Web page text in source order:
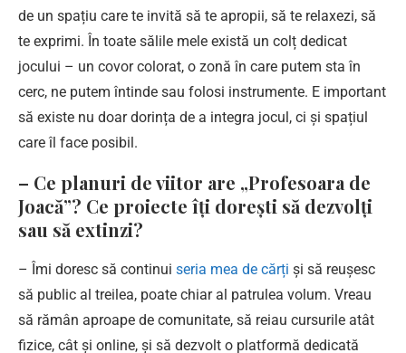
de un spațiu care te invită să te apropii, să te relaxezi, să
te exprimi. În toate sălile mele există un colț dedicat
jocului – un covor colorat, o zonă în care putem sta în
cerc, ne putem întinde sau folosi instrumente. E important
să existe nu doar dorința de a integra jocul, ci și spațiul
care îl face posibil.
– Ce planuri de viitor are „Profesoara de
Joacă”? Ce proiecte îți dorești să dezvolți
sau să extinzi?
– Îmi doresc să continui seria mea de cărți și să reușesc
să public al treilea, poate chiar al patrulea volum. Vreau
să rămân aproape de comunitate, să reiau cursurile atât
fizice, cât și online, și să dezvolt o platformă dedicată